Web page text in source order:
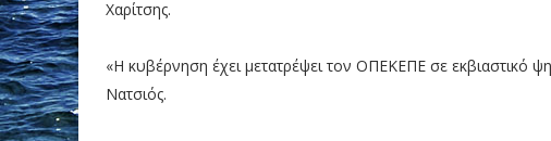
Χαρίτσης.
«Η κυβέρνηση έχει μετατρέψει τον ΟΠΕΚΕΠΕ σε εκβιαστικό
Νατσιός.